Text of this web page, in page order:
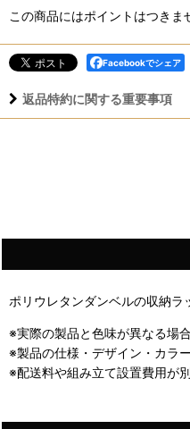
この商品にはポイントはつきま
Facebookでシェア
返品特約に関する重要事項
ポリウレタンダンベルの収納ラ
※実際の製品と色味が異なる場
※製品の仕様・デザイン・カラ
※配送料や組み立て設置費用が